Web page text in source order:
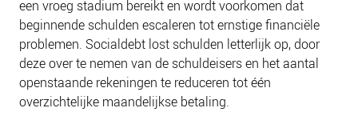
BLOGS
een vroeg stadium bereikt en wordt voorkomen dat
beginnende schulden escaleren tot ernstige financiële
problemen. Socialdebt lost schulden letterlijk op, door
deze over te nemen van de schuldeisers en het aantal
openstaande rekeningen te reduceren tot één
overzichtelijke maandelijkse betaling.